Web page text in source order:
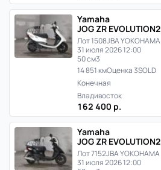
Yamaha
JOG ZR EVOLUTION2
Лот 1508JBA YOKOHAMA
31 июля 2026 12:00
50 см3
14 851 кмОценка 3SOLD
Конечная
Владивосток
162 400 р.
Yamaha
JOG ZR EVOLUTION2
Лот 7152JBA YOKOHAMA
31 июля 2026 12:00